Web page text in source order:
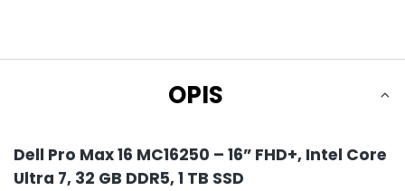
OPIS
Dell Pro Max 16 MC16250 – 16” FHD+, Intel Core
Ultra 7, 32 GB DDR5, 1 TB SSD